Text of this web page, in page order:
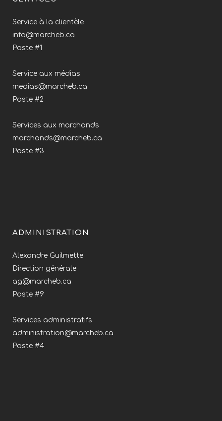
Service à la clientèle
info@marcheb.ca
Poste #1
Service aux médias
medias@marcheb.ca
Poste #2
Services aux marchands
marchands@marcheb.ca
Poste #3
ADMINISTRATION
Alexandre Guilmette
Direction générale
ag@marcheb.ca
Poste #9
Services administratifs
administration@marcheb.ca
Poste #4